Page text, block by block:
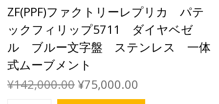
ZF(PPF)ファクトリーレプリカ パテ
ックフィリップ5711 ダイヤベゼ
ル ブルー文字盤 ステンレス 一体
式ムーブメント
¥142,000.00¥75,000.00